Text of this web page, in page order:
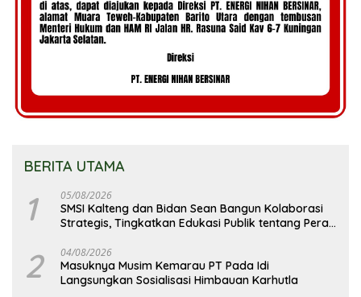
BERITA UTAMA
1 05/08/2026
SMSI Kalteng dan Bidan Sean Bangun Kolaborasi
Strategis, Tingkatkan Edukasi Publik tentang Peran
2 04/08/2026
Masuknya Musim Kemarau PT Pada Idi
Langsungkan Sosialisasi Himbauan Karhutla